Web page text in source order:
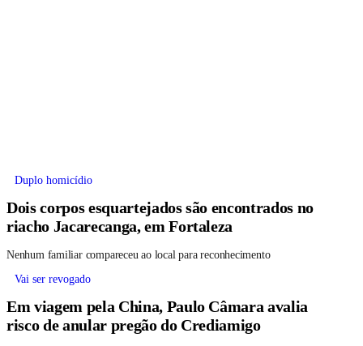
Duplo homicídio
Dois corpos esquartejados são encontrados no
riacho Jacarecanga, em Fortaleza
Nenhum familiar compareceu ao local para reconhecimento
Vai ser revogado
Em viagem pela China, Paulo Câmara avalia
risco de anular pregão do Crediamigo